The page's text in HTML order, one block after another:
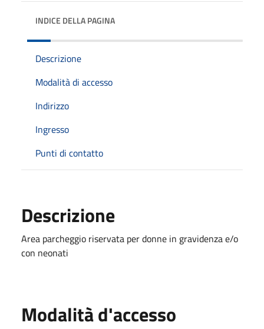
INDICE DELLA PAGINA
Descrizione
Modalità di accesso
Indirizzo
Ingresso
Punti di contatto
Descrizione
Area parcheggio riservata per donne in gravidenza e/o
con neonati
Modalità d'accesso